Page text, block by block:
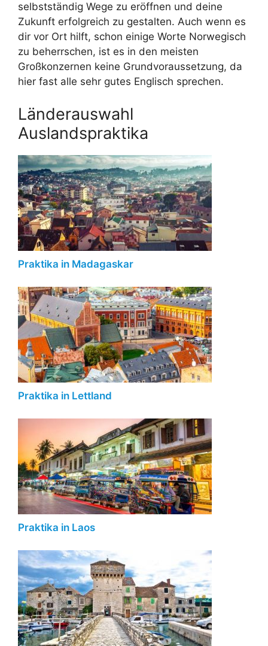
selbstständig Wege zu eröffnen und deine
Zukunft erfolgreich zu gestalten. Auch wenn es
dir vor Ort hilft, schon einige Worte Norwegisch
zu beherrschen, ist es in den meisten
Großkonzernen keine Grundvoraussetzung, da
hier fast alle sehr gutes Englisch sprechen.
Länderauswahl
Auslandspraktika
Praktika in Madagaskar
Praktika in Lettland
Praktika in Laos